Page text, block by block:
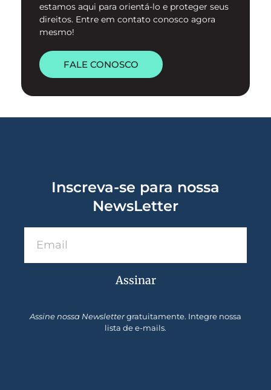
estamos aqui para orientá-lo e proteger seus
direitos. Entre em contato conosco agora
mesmo!
FALE CONOSCO
Inscreva-se para nossa
NewsLetter
Assinar
Assine nossa Newslettergratuitamente. Integre nossa
lista de e-mails.